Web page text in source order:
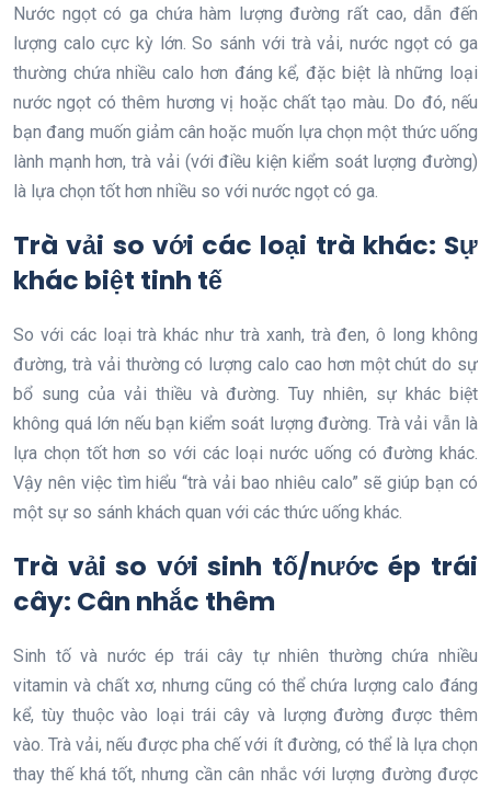
Nước ngọt có ga chứa hàm lượng đường rất cao, dẫn đến
lượng calo cực kỳ lớn. So sánh với trà vải, nước ngọt có ga
thường chứa nhiều calo hơn đáng kể, đặc biệt là những loại
nước ngọt có thêm hương vị hoặc chất tạo màu. Do đó, nếu
bạn đang muốn giảm cân hoặc muốn lựa chọn một thức uống
lành mạnh hơn, trà vải (với điều kiện kiểm soát lượng đường)
là lựa chọn tốt hơn nhiều so với nước ngọt có ga.
Trà vải so với các loại trà khác: Sự
khác biệt tinh tế
So với các loại trà khác như trà xanh, trà đen, ô long không
đường, trà vải thường có lượng calo cao hơn một chút do sự
bổ sung của vải thiều và đường. Tuy nhiên, sự khác biệt
không quá lớn nếu bạn kiểm soát lượng đường. Trà vải vẫn là
lựa chọn tốt hơn so với các loại nước uống có đường khác.
Vậy nên việc tìm hiểu “trà vải bao nhiêu calo” sẽ giúp bạn có
một sự so sánh khách quan với các thức uống khác.
Trà vải so với sinh tố/nước ép trái
cây: Cân nhắc thêm
Sinh tố và nước ép trái cây tự nhiên thường chứa nhiều
vitamin và chất xơ, nhưng cũng có thể chứa lượng calo đáng
kể, tùy thuộc vào loại trái cây và lượng đường được thêm
vào. Trà vải, nếu được pha chế với ít đường, có thể là lựa chọn
thay thế khá tốt, nhưng cần cân nhắc với lượng đường được